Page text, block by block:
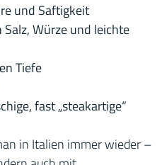
und Saftigkeit
Salz, Würze und leichte
Tiefe
fast „steakartige“
in Italien immer wieder –